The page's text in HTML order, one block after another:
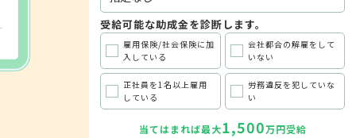
受給可能な助成金を診断します。
雇用保険/社会保険に加
入している
会社都合の解雇をして
いない
正社員を1名以上雇用
している
労務違反を犯していな
い
当てはまれば最大1,500万円受給